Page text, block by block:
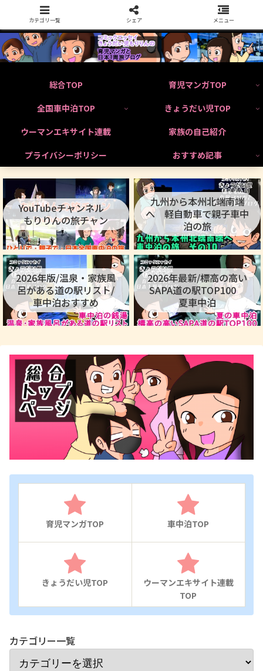
総合TOP
育児マンガTOP
全国車中泊TOP
きょうだい児TOP
ウーマンエキサイト連載
家族の自己紹介
プライバシーポリシー
おすすめ記事
YouTubeチャンネル
もりりんの旅チャン
九州から本州北端南端
へ 軽自動車で親子車中
泊の旅
2026年版/温泉・家族風
呂がある道の駅リスト/
車中泊おすすめ
2026年最新/標高の高い
SAPA道の駅TOP100
夏車中泊
育児マンガTOP 車中泊TOP
きょうだい児TOP
ウーマンエキサイト連載
TOP
カテゴリー一覧
カテゴリ一覧 シェア メニュー